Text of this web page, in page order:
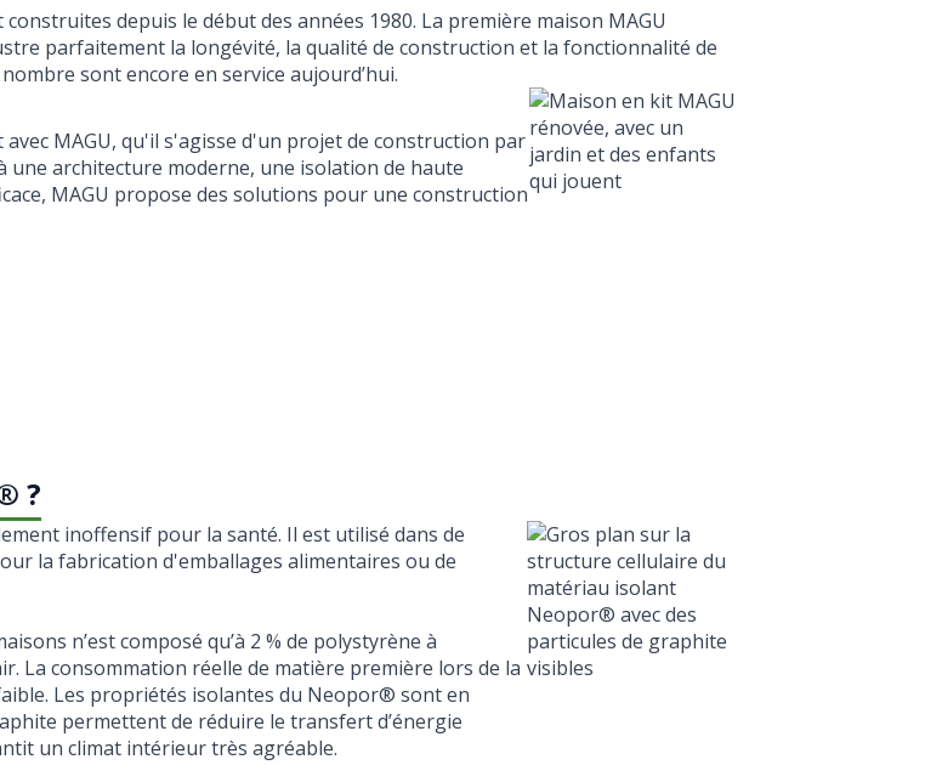
construites depuis le début des années 1980. La première maison MAGU
parfaitement la longévité, la qualité de construction et la fonctionnalité de
sont encore en service aujourd’hui.
MAGU, qu'il s'agisse d'un projet de construction par
une architecture moderne, une isolation de haute
MAGU propose des solutions pour une construction
?
inoffensif pour la santé. Il est utilisé dans de
la fabrication d'emballages alimentaires ou de
n’est composé qu’à 2 % de polystyrène à
La consommation réelle de matière première lors de la
Les propriétés isolantes du Neopor® sont en
permettent de réduire le transfert d’énergie
un climat intérieur très agréable.